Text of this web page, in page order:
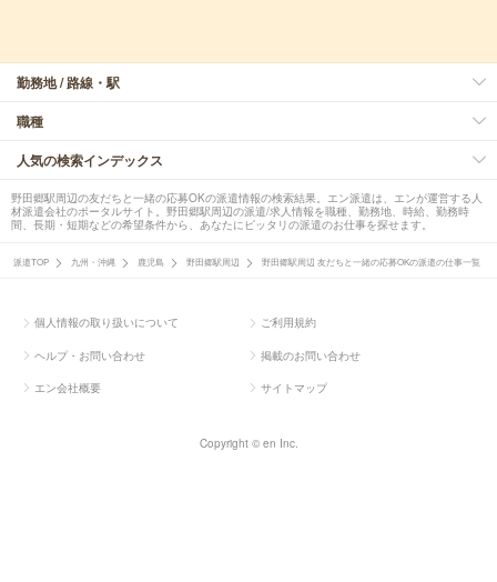
勤務地 / 路線・駅
職種
人気の検索インデックス
野田郷駅周辺の友だちと一緒の応募OKの派遣情報の検索結果。エン派遣は、エンが運営する人
材派遣会社のポータルサイト。野田郷駅周辺の派遣/求人情報を職種、勤務地、時給、勤務時
間、長期・短期などの希望条件から、あなたにピッタリの派遣のお仕事を探せます。
派遣TOP 九州・沖縄 鹿児島 野田郷駅周辺 野田郷駅周辺 友だちと一緒の応募OKの派遣の仕事一覧
個人情報の取り扱いについて ご利用規約
ヘルプ・お問い合わせ 掲載のお問い合わせ
エン会社概要 サイトマップ
Copyright © en Inc.